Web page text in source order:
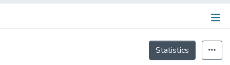
Projects
Statistics